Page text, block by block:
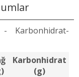
Karbonhidrat-
Karbonhidrat
(g)